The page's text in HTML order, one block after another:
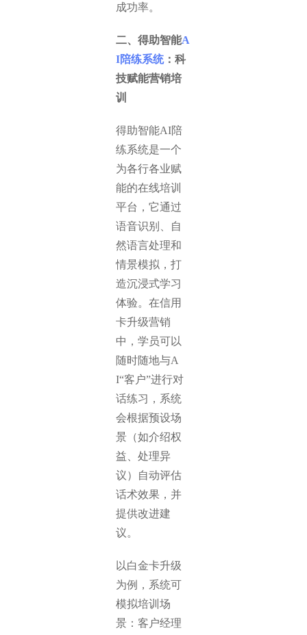
成功率。
二、得助智能A
I陪练系统：科
技赋能营销培
训
得助智能AI陪
练系统是一个
为各行各业赋
能的在线培训
平台，它通过
语音识别、自
然语言处理和
情景模拟，打
造沉浸式学习
体验。在信用
卡升级营销
中，学员可以
随时随地与A
I“客户”进行对
话练习，系统
会根据预设场
景（如介绍权
益、处理异
议）自动评估
话术效果，并
提供改进建
议。
以白金卡升级
为例，系统可
模拟培训场
景：客户经理